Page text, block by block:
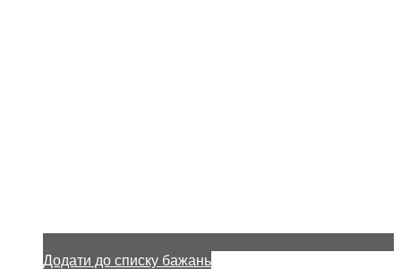
Додати до списку бажань